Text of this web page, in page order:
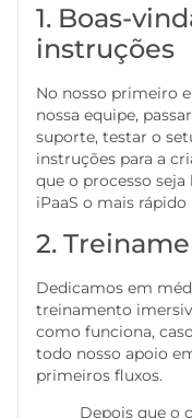
1. Boas-
instruções
No nosso primeiro
nossa equipe,
suporte, testar o
instruções para a
que o processo
iPaaS o mais rápido
2.
Dedicamos em
treinamento
como funciona,
todo nosso apoio
primeiros fluxos.
Depois que o